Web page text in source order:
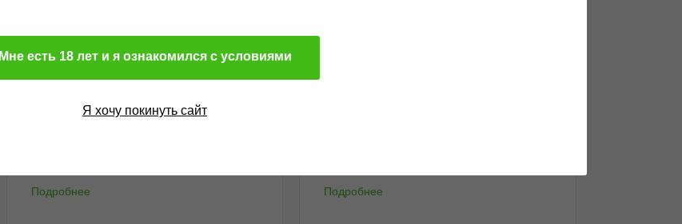
Подробнее Подробнее
Мне есть 18 лет и я ознакомился с условиями
Я хочу покинуть сайт